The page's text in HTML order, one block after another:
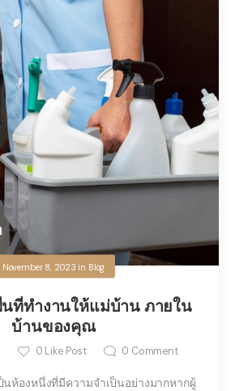
November 8, 2023 in Blog
ที่ทำงานให้แม่บ้าน ภายใน
บ้านของคุณ
0 Like Post 0 Comment
ห้องหนึ่งที่มีความจำเป็นอย่างมากหากผู้